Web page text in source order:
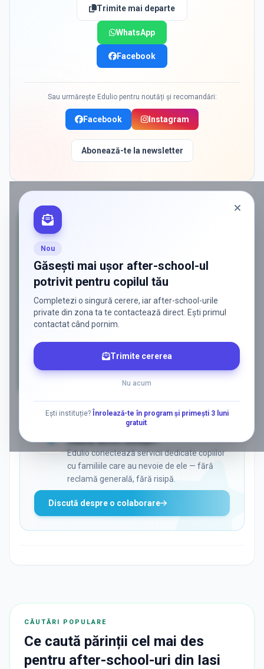
Trimite mai departe
WhatsApp
Facebook
Sau urmărește Edulio pentru noutăți și recomandări:
Facebook Instagram
Abonează-te la newsletter
Nou
Găsești mai ușor after-school-ul
potrivit pentru copilul tău
Completezi o singură cerere, iar after-school-urile
private din zona ta te contactează direct. Ești primul
contactat când pornim.
Trimite cererea
Nu acum
Ești instituție?
Înrolează-te în program și primești 3 luni
gratuit.
Vrei să ajungi la părinții care
caută activ soluții?
Edulio conectează servicii dedicate copiilor
cu familiile care au nevoie de ele — fără
reclamă generală, fără risipă.
Discută despre o colaborare
CĂUTĂRI POPULARE
Ce caută părinții cel mai des
pentru after-school-uri din Iasi